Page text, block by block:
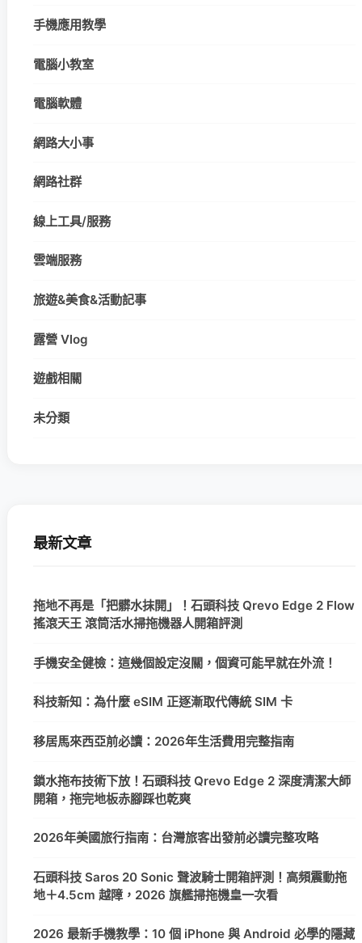
手機應用教學
電腦小教室
電腦軟體
網路大小事
網路社群
線上工具/服務
雲端服務
旅遊&美食&活動記事
露營 Vlog
遊戲相關
未分類
最新文章
拖地不再是「把髒水抹開」！石頭科技 Qrevo Edge 2 Flow
搖滾天王 滾筒活水掃拖機器人開箱評測
手機安全健檢：這幾個設定沒關，個資可能早就在外流！
科技新知：為什麼 eSIM 正逐漸取代傳統 SIM 卡
移居馬來西亞前必讀：2026年生活費用完整指南
鎖水拖布技術下放！石頭科技 Qrevo Edge 2 深度清潔大師
開箱，拖完地板赤腳踩也乾爽
2026年美國旅行指南：台灣旅客出發前必讀完整攻略
石頭科技 Saros 20 Sonic 聲波騎士開箱評測！高頻震動拖
地＋4.5cm 越障，2026 旗艦掃拖機皇一次看
2026 最新手機教學：10 個 iPhone 與 Android 必學的隱藏